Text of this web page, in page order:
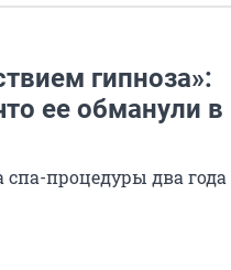
гипноза»:
ее обманули в
спа-процедуры два года